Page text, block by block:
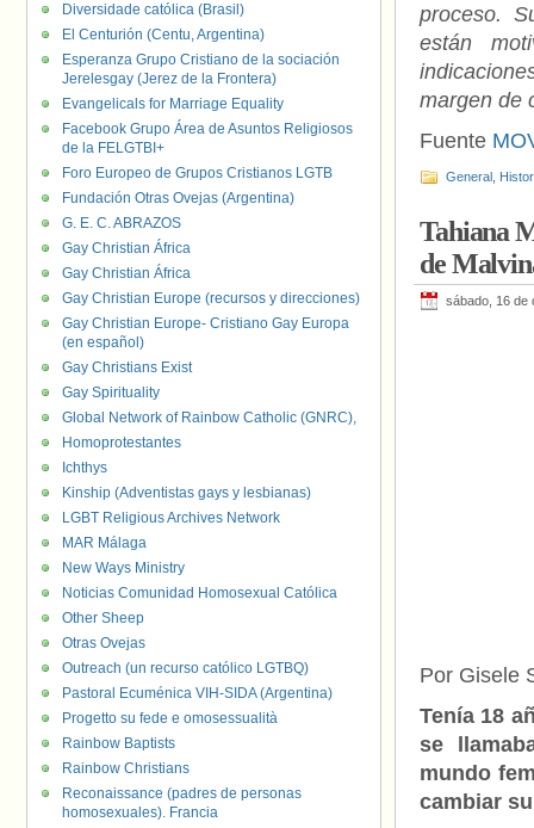
proceso.
están
margen de
Fuente
General
Tahiana
de
sábado, 16 de
Por Gisele
Tenía 18
se
mundo
cambiar
Diversidade católica (Brasil)
El Centurión (Centu, Argentina)
Esperanza Grupo Cristiano de la sociación
Jerelesgay (Jerez de la Frontera)
Evangelicals for Marriage Equality
Facebook Grupo Área de Asuntos Religiosos
de la FELGTBI+
Foro Europeo de Grupos Cristianos LGTB
Fundación Otras Ovejas (Argentina)
G. E. C. ABRAZOS
Gay Christian África
Gay Christian África
Gay Christian Europe (recursos y direcciones)
Gay Christian Europe- Cristiano Gay Europa
(en español)
Gay Christians Exist
Gay Spirituality
Global Network of Rainbow Catholic (GNRC),
Homoprotestantes
Ichthys
Kinship (Adventistas gays y lesbianas)
LGBT Religious Archives Network
MAR Málaga
New Ways Ministry
Noticias Comunidad Homosexual Católica
Other Sheep
Otras Ovejas
Outreach (un recurso católico LGTBQ)
Pastoral Ecuménica VIH-SIDA (Argentina)
Progetto su fede e omosessualità
Rainbow Baptists
Rainbow Christians
Reconaissance (padres de personas
homosexuales). Francia